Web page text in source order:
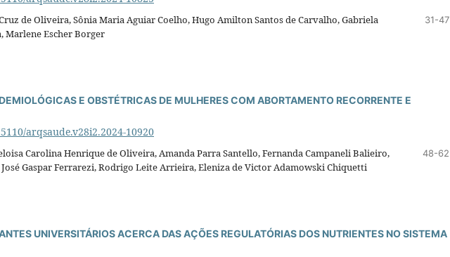
de Oliveira, Sônia Maria Aguiar Coelho, Hugo Amilton Santos de Carvalho, Gabriela
Marlene Escher Borger
31-47
E OBSTÉTRICAS DE MULHERES COM ABORTAMENTO RECORRENTE E
arqsaude.v28i2.2024-10920
Carolina Henrique de Oliveira, Amanda Parra Santello, Fernanda Campaneli Balieiro,
Gaspar Ferrarezi, Rodrigo Leite Arrieira, Eleniza de Victor Adamowski Chiquetti
48-62
UNIVERSITÁRIOS ACERCA DAS AÇÕES REGULATÓRIAS DOS NUTRIENTES NO SISTEMA